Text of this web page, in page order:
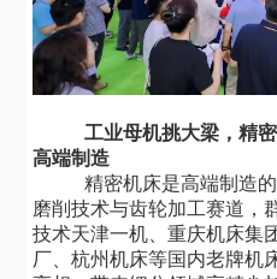
工业母机挑大梁，精
高端制造
精密机床是高端制造
磨削技术与齿轮加工赛道，
技术天津一机、重庆机床集
厂、杭州机床等国内老牌机